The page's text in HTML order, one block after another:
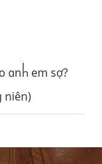
anh em sợ?
niên)